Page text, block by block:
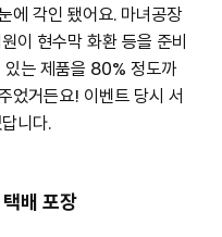
에 각인 됐어요. 마녀공장
이 현수막 화환 등을 준비
있는 제품을 80% 정도까
었거든요! 이벤트 당시 서
니다.
배 포장